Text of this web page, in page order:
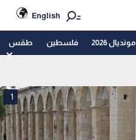
English
مونديال 2026 فلسطين طقس
1